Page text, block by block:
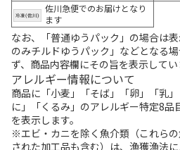
佐川急便でのお届けとなり
ます
なお、「普通ゆうパック」の場合は
のみチルドゆうパック」などとなる
ず、商品内容欄にその旨を表示してい
アレルギー情報について
商品に「小麦」「そば」「卵」「乳
に」「くるみ」のアレルギー特定8品
を表示します。
※エビ・カニを除く魚介類（これら
された加工品も含む）は、漁獲漁法